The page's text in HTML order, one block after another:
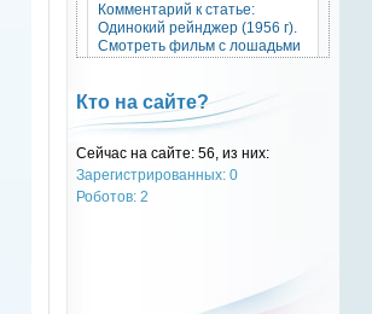
Все ещё в деле
Приветствую товарищи! Привет
OTM
17 ноября 2024
Комментарий к статье:
Одинокий рейнджер (1956 г).
Смотреть фильм с лошадьми
Natali
28.09.2021 15:30:39
Комментарий к статье:
Тест «Масти и отметины»
OTM
20.05.2016 13:10:31
Кто на сайте?
Сейчас на сайте: 56, из них:
Зарегистрированных: 0
Роботов: 2